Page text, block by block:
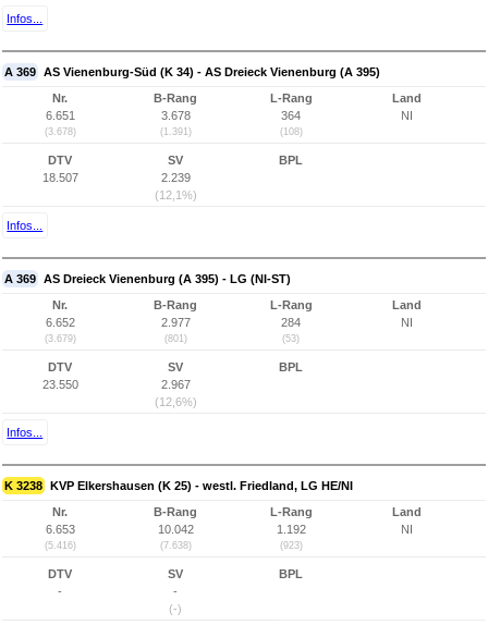
Infos...
A 369 AS Vienenburg-Süd (K 34) - AS Dreieck Vienenburg (A 395)
Nr.
6.651
(3.678)
B-Rang
3.678
(1.391)
L-Rang
364
(108)
Land
NI
DTV
18.507
SV
2.239
(12,1%)
BPL
Infos...
A 369 AS Dreieck Vienenburg (A 395) - LG (NI-ST)
Nr.
6.652
(3.679)
B-Rang
2.977
(801)
L-Rang
284
(53)
Land
NI
DTV
23.550
SV
2.967
(12,6%)
BPL
Infos...
K 3238 KVP Elkershausen (K 25) - westl. Friedland, LG HE/NI
Nr.
6.653
(5.416)
B-Rang
10.042
(7.638)
L-Rang
1.192
(923)
Land
NI
DTV
-
SV
-
(-)
BPL